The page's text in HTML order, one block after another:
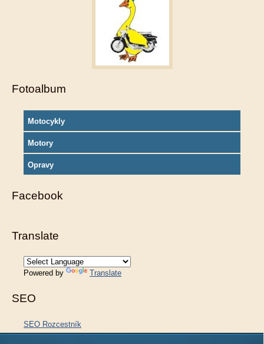
Fotoalbum
Motocykly
Motory
Opravy
Facebook
Translate
Powered by Translate
SEO
SEO Rozcestník